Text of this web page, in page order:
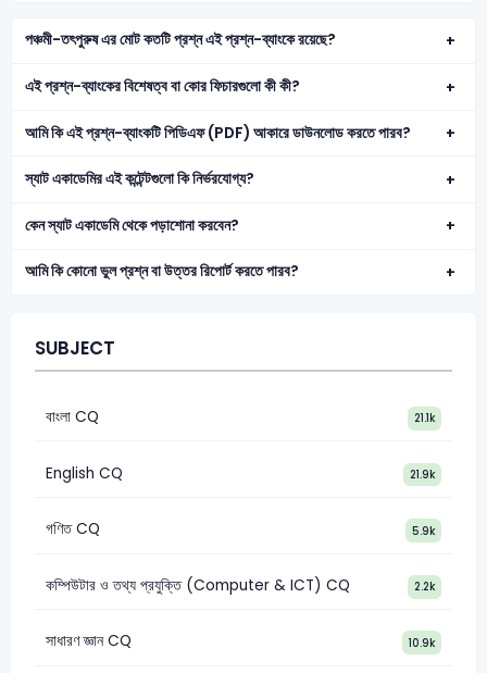
পঞ্চমী-তৎপুরুষ এর মোট কতটি প্রশ্ন এই প্রশ্ন-ব্যাংকে রয়েছে?
এই প্রশ্ন-ব্যাংকের বিশেষত্ব বা কোর ফিচারগুলো কী কী?
আমি কি এই প্রশ্ন-ব্যাংকটি পিডিএফ (PDF) আকারে ডাউনলোড করতে পারব?
স্যাট একাডেমির এই কন্টেন্টগুলো কি নির্ভরযোগ্য?
কেন স্যাট একাডেমি থেকে পড়াশোনা করবেন?
আমি কি কোনো ভুল প্রশ্ন বা উত্তর রিপোর্ট করতে পারব?
SUBJECT
বাংলা CQ 21.1k
English CQ 21.9k
গণিত CQ 5.9k
কম্পিউটার ও তথ্য প্রযুক্তি (Computer & ICT) CQ 2.2k
সাধারণ জ্ঞান CQ 10.9k